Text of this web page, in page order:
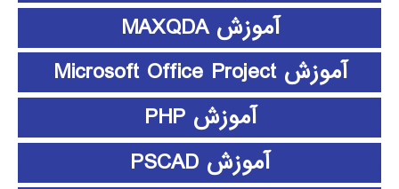
آموزش MAXQDA
آموزش Microsoft Office Project
آموزش PHP
آموزش PSCAD